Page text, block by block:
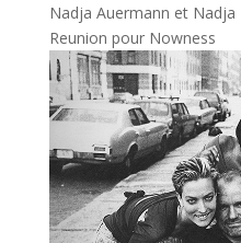
Nadja Auermann et Nadja
Reunion pour Nowness